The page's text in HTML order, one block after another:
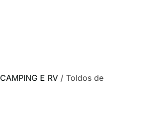
CAMPING E RV/ Toldos de